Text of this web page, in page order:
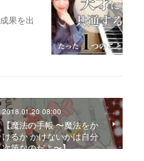
果を出
2018.01.20 08:00
【魔法の手帳 〜魔法をか
けるか かけないかは自分
次第なのだよ〜】